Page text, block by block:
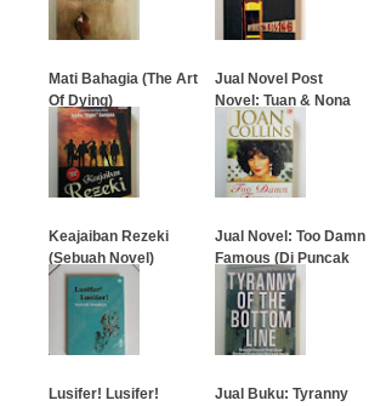
…
Mati Bahagia (The Art
Of Dying)
…
Jual Novel Post
Novel: Tuan & Nona
Kosong
…
Keajaiban Rezeki
(Sebuah Novel)
Jual Novel: Too Damn
Famous (Di Puncak
Ketenaran)
…
Lusifer! Lusifer!
Jual Buku: Tyranny